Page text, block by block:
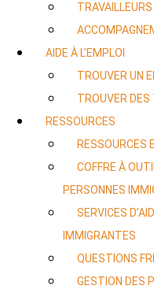
AIDE À L’EMPLOI
TROUVER UN
TROUVER DES
RESSOURCES
RESSOURCES
COFFRE À
PERSONNES
SERVICES
IMMIGRANTES
QUESTIONS
GESTION DES